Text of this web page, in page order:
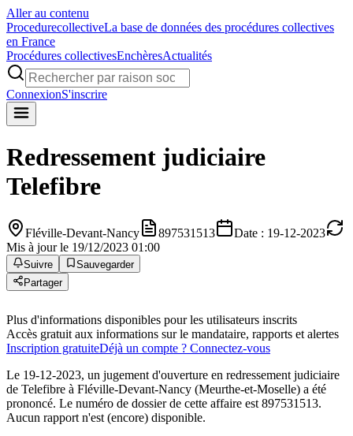
Aller au contenu
ProcedurecollectiveLa base de données des procédures collectives
en France
Procédures collectivesEnchèresActualités
ConnexionS'inscrire
Redressement judiciaire
Telefibre
Fléville-Devant-Nancy 897531513
Date : 19-12-2023
Mis à jour le 19/12/2023 01:00
Suivre
Sauvegarder
Partager
Plus d'informations disponibles pour les utilisateurs inscrits
Accès gratuit aux informations sur le mandataire, rapports et alertes
Inscription gratuiteDéjà un compte ? Connectez-vous
Le 19-12-2023, un jugement d'ouverture en redressement judiciaire
de Telefibre à Fléville-Devant-Nancy (Meurthe-et-Moselle) a été
prononcé. Le numéro de dossier de cette affaire est 897531513.
Aucun rapport n'est (encore) disponible.